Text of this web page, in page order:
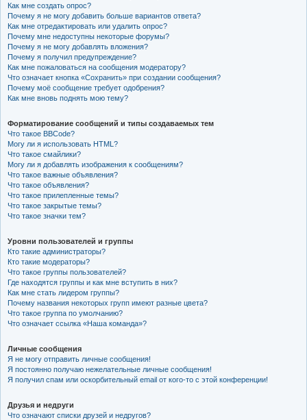
Как мне создать опрос?
Почему я не могу добавить больше вариантов ответа?
Как мне отредактировать или удалить опрос?
Почему мне недоступны некоторые форумы?
Почему я не могу добавлять вложения?
Почему я получил предупреждение?
Как мне пожаловаться на сообщения модератору?
Что означает кнопка «Сохранить» при создании сообщения?
Почему моё сообщение требует одобрения?
Как мне вновь поднять мою тему?
Форматирование сообщений и типы создаваемых тем
Что такое BBCode?
Могу ли я использовать HTML?
Что такое смайлики?
Могу ли я добавлять изображения к сообщениям?
Что такое важные объявления?
Что такое объявления?
Что такое прилепленные темы?
Что такое закрытые темы?
Что такое значки тем?
Уровни пользователей и группы
Кто такие администраторы?
Кто такие модераторы?
Что такое группы пользователей?
Где находятся группы и как мне вступить в них?
Как мне стать лидером группы?
Почему названия некоторых групп имеют разные цвета?
Что такое группа по умолчанию?
Что означает ссылка «Наша команда»?
Личные сообщения
Я не могу отправить личные сообщения!
Я постоянно получаю нежелательные личные сообщения!
Я получил спам или оскорбительный email от кого-то с этой конференции!
Друзья и недруги
Что означают списки друзей и недругов?